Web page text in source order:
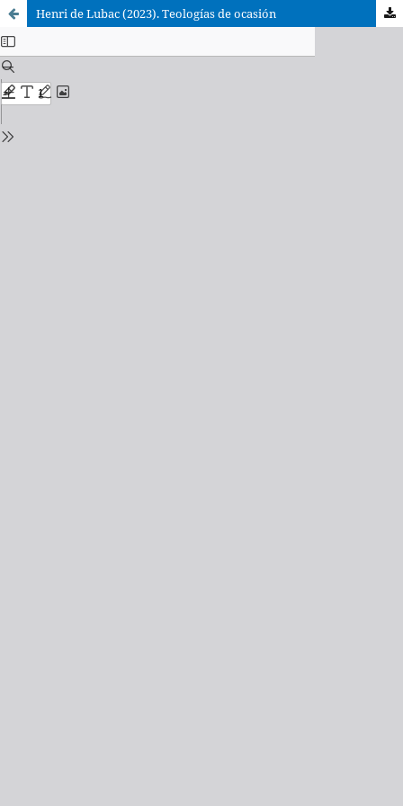
Henri de Lubac (2023). Teologías de ocasión